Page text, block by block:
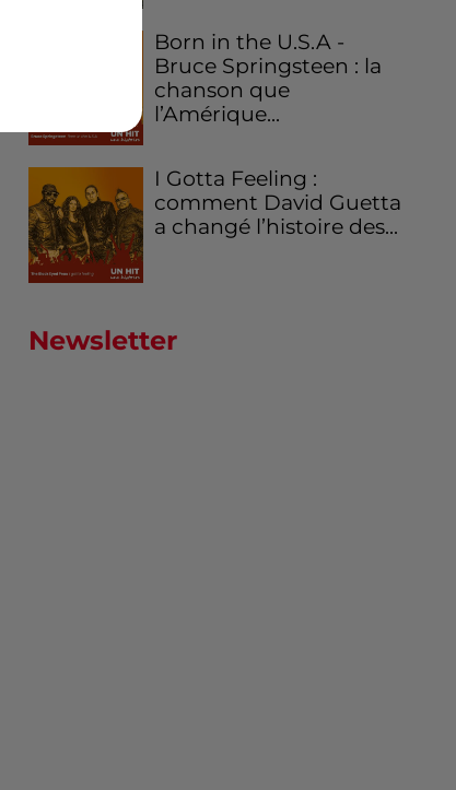
Born in the U.S.A -
Bruce Springsteen : la
chanson que
l’Amérique...
I Gotta Feeling :
comment David Guetta
a changé l’histoire des...
Newsletter